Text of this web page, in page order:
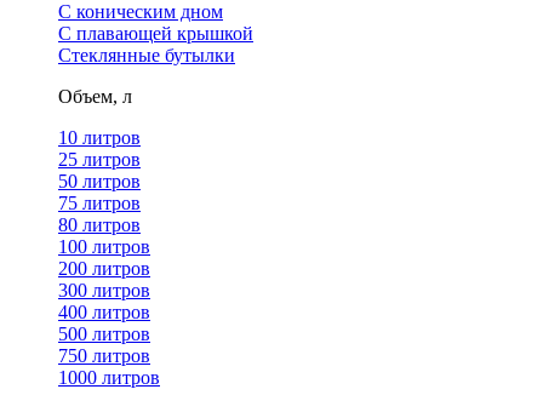
С коническим дном
С плавающей крышкой
Стеклянные бутылки
Объем, л
10 литров
25 литров
50 литров
75 литров
80 литров
100 литров
200 литров
300 литров
400 литров
500 литров
750 литров
1000 литров